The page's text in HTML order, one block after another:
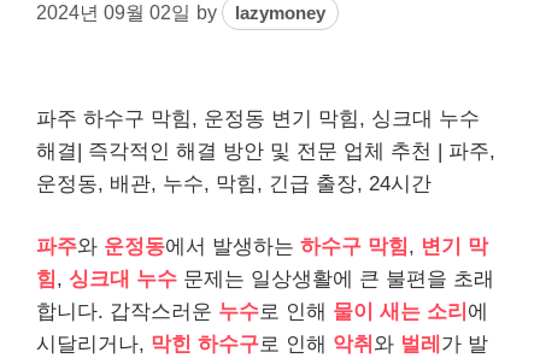
2024년 09월 02일 by lazymoney
파주 하수구 막힘, 운정동 변기 막힘, 싱크대 누수
해결| 즉각적인 해결 방안 및 전문 업체 추천 | 파주,
운정동, 배관, 누수, 막힘, 긴급 출장, 24시간
파주와 운정동에서 발생하는 하수구 막힘, 변기 막
힘, 싱크대 누수 문제는 일상생활에 큰 불편을 초래
합니다. 갑작스러운 누수로 인해 물이 새는 소리 에
시달리거나, 막힌 하수구로 인해 악취 와 벌레 가 발